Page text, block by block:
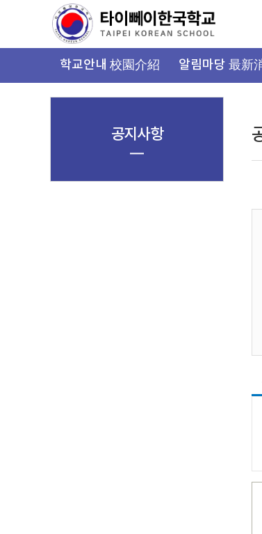
뉴
학교안내 校園介紹 알림마당 最新
공지사항